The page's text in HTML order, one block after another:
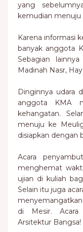
yang
kemudian menuju
Karena informasi
banyak anggota
Sebagian
Madinah Nasr, Hay
Dinginnya udara
anggota KMA
kehangatan.
menuju ke
disiapkan dengan
Acara
menghemat
ujian di kuliah
Selain itu juga
di Mesir. Acara
Arsitektur Bangsa!